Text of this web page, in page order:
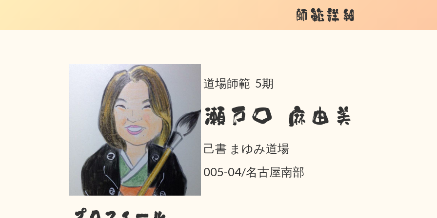
師範詳細
道場師範 5期
瀬戸口 麻由美
己書 まゆみ道場
005-04/名古屋南部